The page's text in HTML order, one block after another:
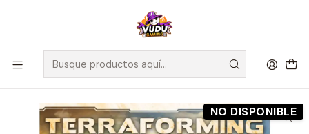
🚀 ¡Despachamos a todo Chile! Envío GRATIS a Regiones sobre
$100.000 y a RM sobre $35.000
Inicio Preventas Maldito Games
Preventa - Expedición Ares - Terraforming Mars - Español
NO DISPONIBLE